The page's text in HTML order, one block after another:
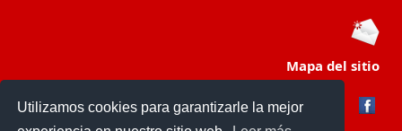
Utilizamos cookies para garantizarle la mejor
Mapa del sitio